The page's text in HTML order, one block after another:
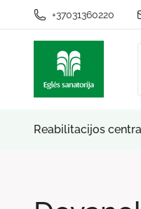
+37031360220
Reabilitacijos